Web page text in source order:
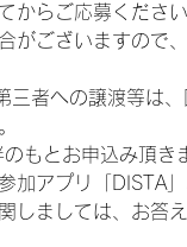
からご応募ください
がございますので
者への譲渡等は
もとお申込み頂き
アプリ「DISTA
しましては、お答